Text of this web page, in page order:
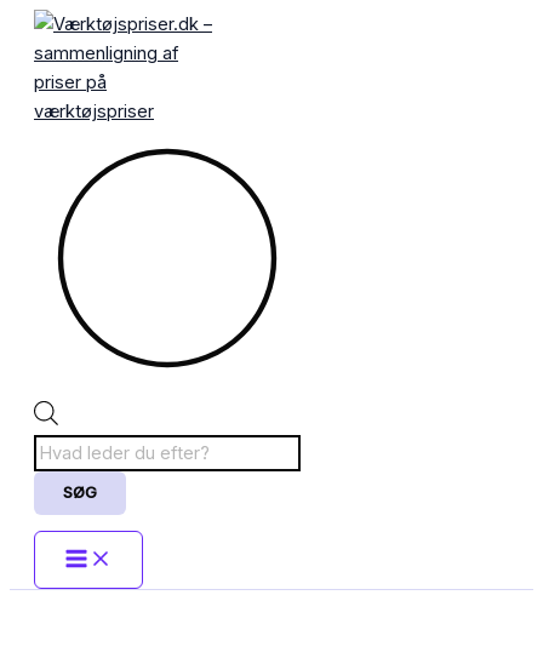
indholdet
Products
SØG